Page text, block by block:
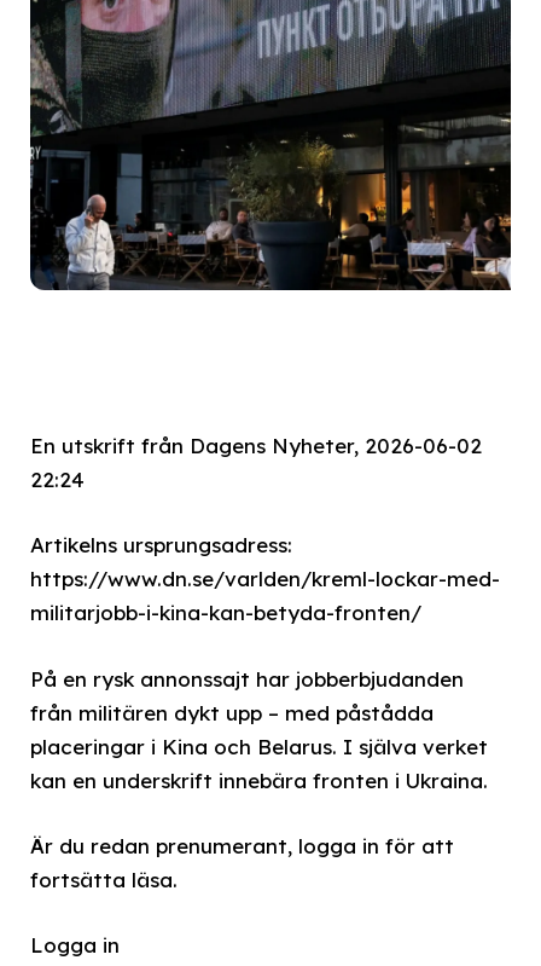
En utskrift från Dagens Nyheter, 2026-06-02
22:24
Artikelns ursprungsadress:
https://www.dn.se/varlden/kreml-lockar-med-
militarjobb-i-kina-kan-betyda-fronten/
På en rysk annonssajt har jobberbjudanden
från militären dykt upp – med påstådda
placeringar i Kina och Belarus. I själva verket
kan en underskrift innebära fronten i Ukraina.
Är du redan prenumerant, logga in för att
fortsätta läsa.
Logga in